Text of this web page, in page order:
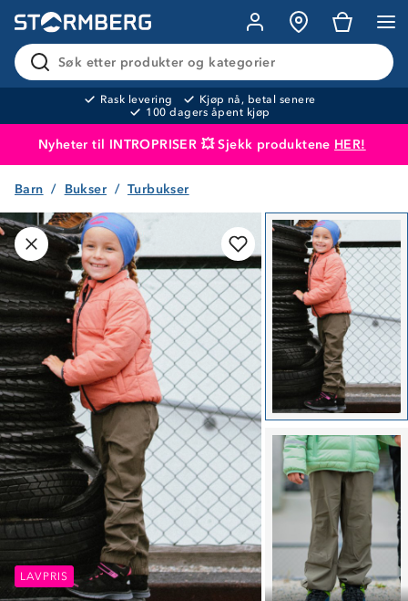
Søk etter produkter og kategorier
Rask levering
Kjøp nå, betal senere
100 dagers åpent kjøp
Nyheter til INTROPRISER 💥 Sjekk produktene HER!
Produktet er lagt i handlekurven
Barn Bukser Turbukser
LAVPRIS LAVPRIS
LAVPRIS